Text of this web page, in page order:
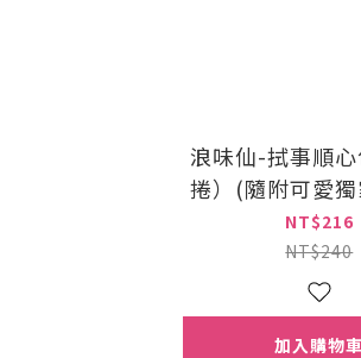
浪味仙-拭事順
捲）(隨附可愛
權擦手巾)
NT$216
NT$240
加入購物車